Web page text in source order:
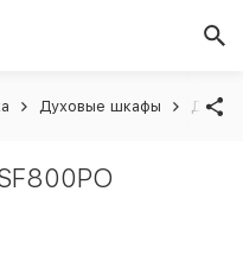
Духовые шкафы